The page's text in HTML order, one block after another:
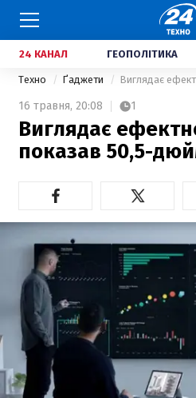
24 КАНАЛ ГЕОПОЛІТИКА
Техно Ґаджети
16 травня, 20:08 1
Виглядає
показав 50,5-